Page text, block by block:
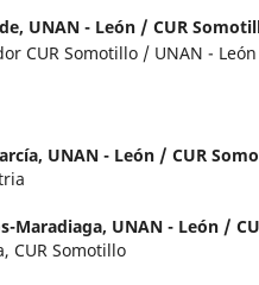
UNAN - León / CUR
CUR Somotillo / UNAN - León
UNAN - León / CUR
Maradiaga, UNAN - León /
CUR Somotillo